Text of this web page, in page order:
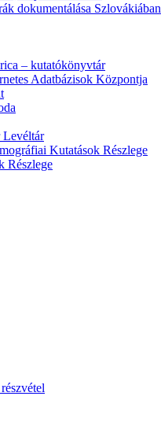
dokumentálása Szlovákiában
– kutatókönyvtár
Adatbázisok Központja
Levéltár
Kutatások Részlege
Részlege